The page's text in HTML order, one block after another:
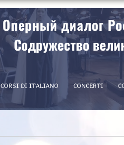
Оперный диалог
Содружество
CORSI DI ITALIANO CONCERTI